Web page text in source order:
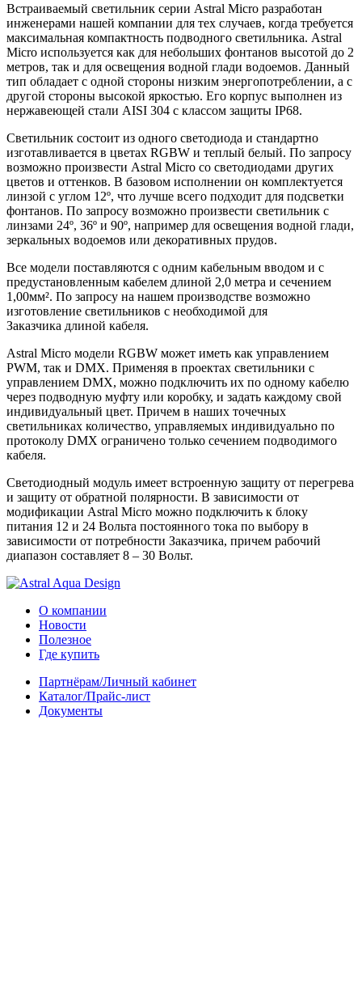
Встраиваемый светильник серии Astral Micro разработан
инженерами нашей компании для тех случаев, когда требуется
максимальная компактность подводного светильника. Astral
Micro используется как для небольших фонтанов высотой до 2
метров, так и для освещения водной глади водоемов. Данный
тип обладает с одной стороны низким энергопотреблении, а с
другой стороны высокой яркостью. Его корпус выполнен из
нержавеющей стали AISI 304 с классом защиты IP68.
Светильник состоит из одного светодиода и стандартно
изготавливается в цветах RGBW и теплый белый. По запросу
возможно произвести Astral Micro со светодиодами других
цветов и оттенков. В базовом исполнении он комплектуется
линзой с углом 12º, что лучше всего подходит для подсветки
фонтанов. По запросу возможно произвести светильник с
линзами 24º, 36º и 90º, например для освещения водной глади,
зеркальных водоемов или декоративных прудов.
Все модели поставляются с одним кабельным вводом и с
предустановленным кабелем длиной 2,0 метра и сечением
1,00мм². По запросу на нашем производстве возможно
изготовление светильников с необходимой для
Заказчика длиной кабеля.
Astral Micro модели RGBW может иметь как управлением
PWM, так и DMX. Применяя в проектах светильники с
управлением DMX, можно подключить их по одному кабелю
через подводную муфту или коробку, и задать каждому свой
индивидуальный цвет. Причем в наших точечных
светильниках количество, управляемых индивидуально по
протоколу DMX ограничено только сечением подводимого
кабеля.
Светодиодный модуль имеет встроенную защиту от перегрева
и защиту от обратной полярности. В зависимости от
модификации Astral Micro можно подключить к блоку
питания 12 и 24 Вольта постоянного тока по выбору в
зависимости от потребности Заказчика, причем рабочий
диапазон составляет 8 – 30 Вольт.
О компании
Новости
Полезное
Где купить
Партнёрам/Личный кабинет
Каталог/Прайс-лист
Документы